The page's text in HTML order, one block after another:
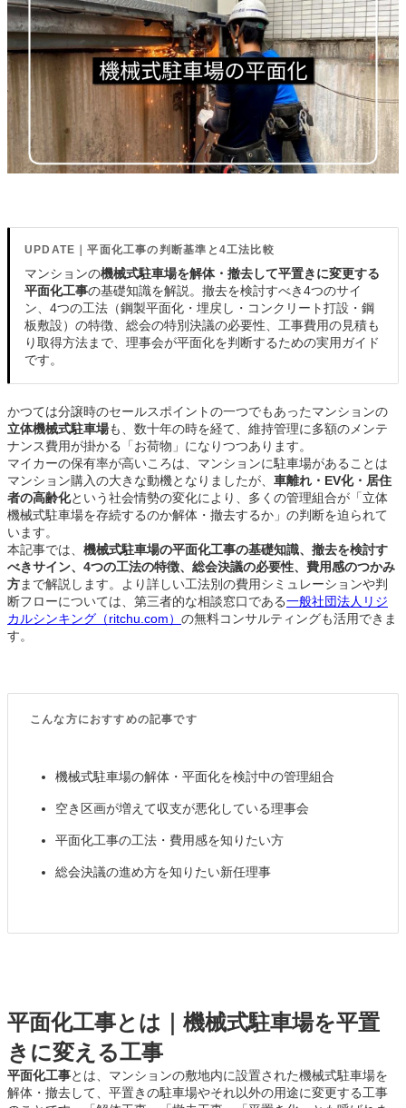
UPDATE｜平面化工事の判断基準と4工法比較
マンションの機械式駐車場を解体・撤去して平置きに変更する
平面化工事の基礎知識を解説。撤去を検討すべき4つのサイ
ン、4つの工法（鋼製平面化・埋戻し・コンクリート打設・鋼
板敷設）の特徴、総会の特別決議の必要性、工事費用の見積も
り取得方法まで、理事会が平面化を判断するための実用ガイド
です。
かつては分譲時のセールスポイントの一つでもあったマンションの
立体機械式駐車場も、数十年の時を経て、維持管理に多額のメンテ
ナンス費用が掛かる「お荷物」になりつつあります。
マイカーの保有率が高いころは、マンションに駐車場があることは
マンション購入の大きな動機となりましたが、 車離れ・EV化・居住
者の高齢化という社会情勢の変化により、多くの管理組合が「立体
機械式駐車場を存続するのか解体・撤去するか」の判断を迫られて
います。
本記事では、 機械式駐車場の平面化工事の基礎知識、撤去を検討す
べきサイン、4つの工法の特徴、総会決議の必要性、費用感のつかみ
方まで解説します。より詳しい工法別の費用シミュレーションや判
断フローについては、第三者的な相談窓口である一般社団法人リジ
カルシンキング（ritchu.com） の無料コンサルティングも活用できま
す。
こんな方におすすめの記事です
機械式駐車場の解体・平面化を検討中の管理組合
空き区画が増えて収支が悪化している理事会
平面化工事の工法・費用感を知りたい方
総会決議の進め方を知りたい新任理事
平面化工事とは｜機械式駐車場を平置
きに変える工事
平面化工事とは、マンションの敷地内に設置された機械式駐車場を
解体・撤去して、平置きの駐車場やそれ以外の用途に変更する工事